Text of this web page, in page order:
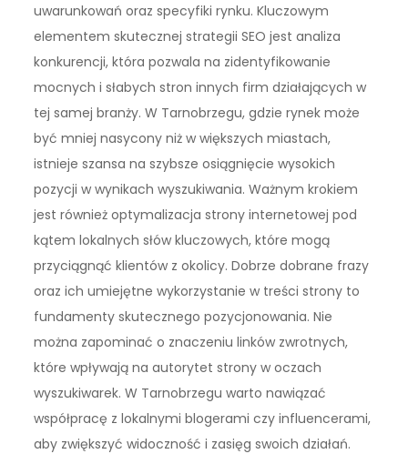
uwarunkowań oraz specyfiki rynku. Kluczowym
elementem skutecznej strategii SEO jest analiza
konkurencji, która pozwala na zidentyfikowanie
mocnych i słabych stron innych firm działających w
tej samej branży. W Tarnobrzegu, gdzie rynek może
być mniej nasycony niż w większych miastach,
istnieje szansa na szybsze osiągnięcie wysokich
pozycji w wynikach wyszukiwania. Ważnym krokiem
jest również optymalizacja strony internetowej pod
kątem lokalnych słów kluczowych, które mogą
przyciągnąć klientów z okolicy. Dobrze dobrane frazy
oraz ich umiejętne wykorzystanie w treści strony to
fundamenty skutecznego pozycjonowania. Nie
można zapominać o znaczeniu linków zwrotnych,
które wpływają na autorytet strony w oczach
wyszukiwarek. W Tarnobrzegu warto nawiązać
współpracę z lokalnymi blogerami czy influencerami,
aby zwiększyć widoczność i zasięg swoich działań.